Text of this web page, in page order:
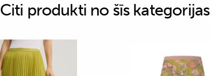
Citi produkti no šīs kategorijas